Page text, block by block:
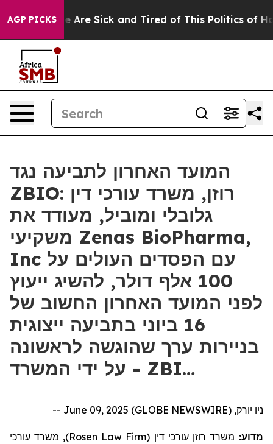
AGP PICKS
“People Are Sick and Tired of This Politics of
המועד האחרון לתביעה נגד
ZBIO: רוזן, משרד עורכי דין
גלובלי ומוביל, מעודד את
משקיעי Zenas BioPharma,
Inc עם הפסדים העולים על
100 אלף דולר, להשיג ייעוץ
לפני המועד האחרון החשוב של
16 ביוני בתביעה ייצוגית
בניירות ערך שהוגשה לראשונה
על ידי המשרד - ZBI…
ניו יורק, June 09, 2025 (GLOBE NEWSWIRE) --
מדוע: משרד רוזן עורכי דין (
Rosen Law Firm
), משרד עורכי